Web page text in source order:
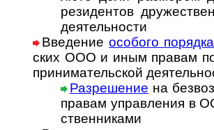
рези­ден­тов
дея­тель­ности
Введениеособого порядка
ских ООО и иным пра­вам
при­ни­ма­тель­ской
Разрешение на
правам управ­ления в
ст­вен­никами